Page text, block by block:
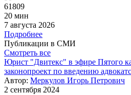
61809
20 мин
7 августа 2026
Подробнее
Публикации в СМИ
Смотреть все
Юрист "Двитекс" в эфире Пятого
законопроект по введению
Автор: Меркулов Игорь Петрович
2 сентября 2024